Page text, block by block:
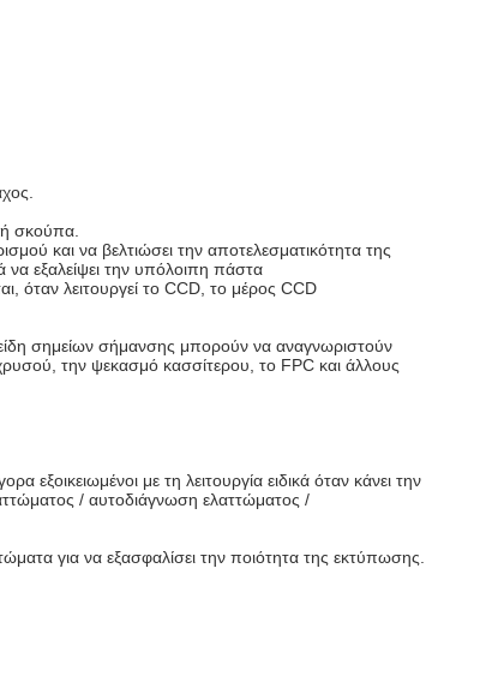
σκούπα.
και να βελτιώσει την αποτελεσματικότητα της
εξαλείψει την υπόλοιπη πάστα
όταν λειτουργεί το CCD, το μέρος CCD
σημείων σήμανσης μπορούν να αναγνωριστούν
την ψεκασμό κασσίτερου, το FPC και άλλους
με τη λειτουργία ειδικά όταν κάνει την
/ αυτοδιάγνωση ελαττώματος /
για να εξασφαλίσει την ποιότητα της εκτύπωσης.